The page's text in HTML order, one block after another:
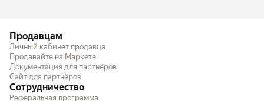
Продавцам
Личный кабинет продавца
Продавайте на Маркете
Документация для партнёров
Сайт для партнёров
Сотрудничество
Реферальная программа